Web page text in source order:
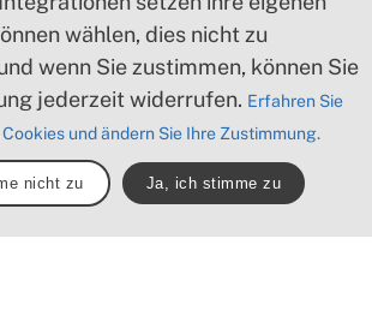
längd
km
Weges
wählen, dies nicht zu
wenn Sie zustimmen, können Sie
jederzeit widerrufen. Erfahren Sie
und ändern Sie Ihre Zustimmung.
nicht zu Ja, ich stimme zu